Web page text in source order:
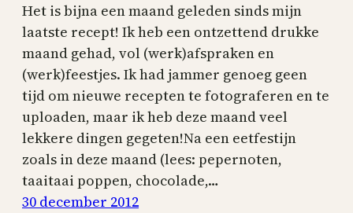
Het is bijna een maand geleden sinds mijn
laatste recept! Ik heb een ontzettend drukke
maand gehad, vol (werk)afspraken en
(werk)feestjes. Ik had jammer genoeg geen
tijd om nieuwe recepten te fotograferen en te
uploaden, maar ik heb deze maand veel
lekkere dingen gegeten!Na een eetfestijn
zoals in deze maand (lees: pepernoten,
taaitaai poppen, chocolade,…
30 december 2012